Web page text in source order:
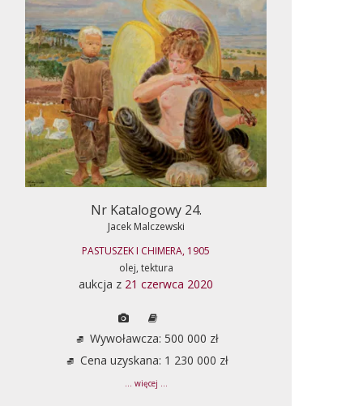
Nr Katalogowy 24.
Jacek Malczewski
PASTUSZEK I CHIMERA, 1905
olej, tektura
aukcja z 21 czerwca 2020
Wywoławcza: 500 000 zł
Cena uzyskana: 1 230 000 zł
... więcej ...